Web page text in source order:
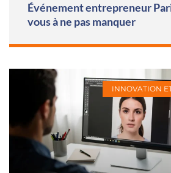
Événement entrepreneur
vous à ne pas manquer
INNOVATION